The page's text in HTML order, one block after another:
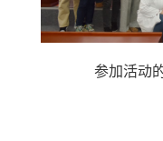
参加活动